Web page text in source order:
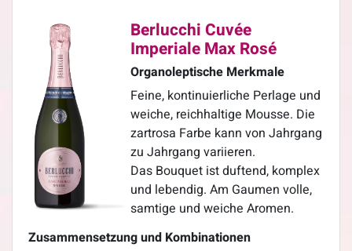
Berlucchi Cuvée
Imperiale Max Rosé
Organoleptische Merkmale
Feine, kontinuierliche Perlage und
weiche, reichhaltige Mousse. Die
zartrosa Farbe kann von Jahrgang
zu Jahrgang variieren.
Das Bouquet ist duftend, komplex
und lebendig. Am Gaumen volle,
samtige und weiche Aromen.
Zusammensetzung und Kombinationen